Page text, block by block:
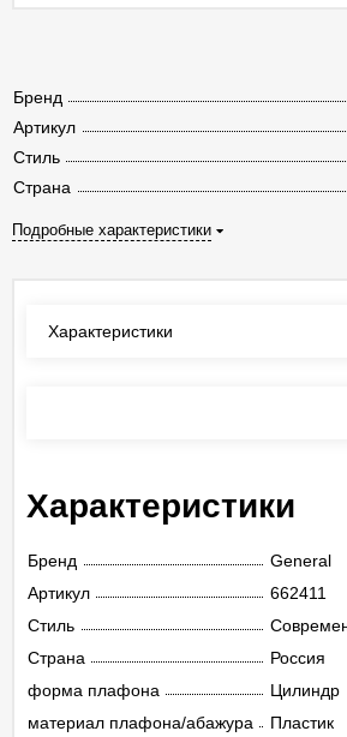
Бренд
Артикул
Стиль
Страна
Подробные характеристики
Характеристики
Характеристики
Бренд
General
Артикул
662411
Стиль
Страна
Россия
форма плафона
Цилиндр
материал плафона/абажура
Пластик